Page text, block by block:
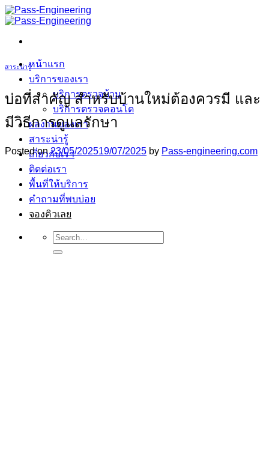
ข้าม
ไป
หน้าแรก
บริการของเรา
บริการตรวจบ้าน
บริการตรวจคอนโด
ผลงานของเรา
สาระน่ารู้
เกี่ยวกับเรา
ติดต่อเรา
พื้นที่ให้บริการ
คำถามที่พบบ่อย
จองคิวเลย
สาระน่ารู้
บ่อที่สำคัญ สำหรับบ้านใหม่ต้องควรมี และ
มีวิธีการดูแลรักษา
Posted on23/05/202519/07/2025 by Pass-engineering.com